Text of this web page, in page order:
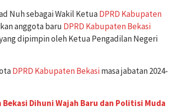
Nuh sebagai Wakil KetuaDPRD Kabupaten
anggota baru DPRD Kabupaten Bekasi
dipimpin oleh Ketua Pengadilan Negeri
DPRD Kabupaten Bekasimasa jabatan 2024-
Bekasi Dihuni Wajah Baru dan Politisi Muda